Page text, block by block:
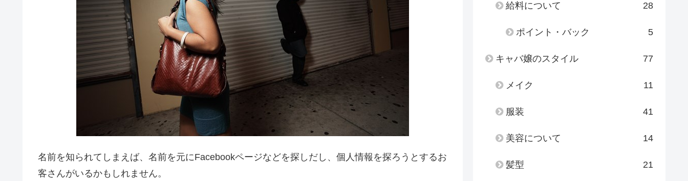
名前を知られてしまえば、名前を元にFacebookページなどを探しだし、個人情報を探ろうとするお
客さんがいるかもしれません。
給料について 28
ポイント・バック 5
キャバ嬢のスタイル 77
メイク 11
服装 41
美容について 14
髪型 21